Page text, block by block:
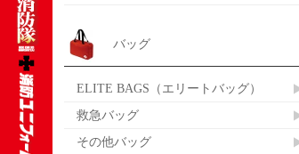
バッグ
ELITE BAGS（エリートバッグ）
救急バッグ
その他バッグ